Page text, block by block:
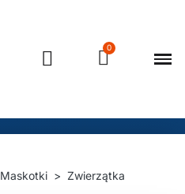
Maskotki Zwierzątka